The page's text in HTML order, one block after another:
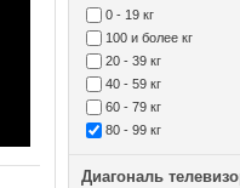
0 - 19 кг
100 и более кг
20 - 39 кг
40 - 59 кг
60 - 79 кг
80 - 99 кг
Диагональ